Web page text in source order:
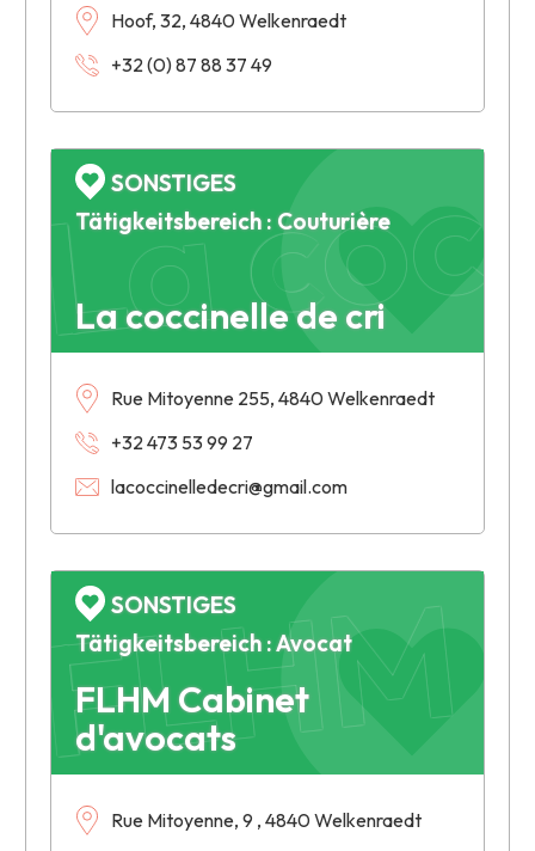
Hoof, 32, 4840 Welkenraedt
+32 (0) 87 88 37 49
La
La coccinelle de cri
SONSTIGES
Tätigkeitsbereich : Couturière
Rue Mitoyenne 255, 4840 Welkenraedt
+32 473 53 99 27
lacoccinelledecri@gmail.com
FLHM Cabinet
d'avocats
SONSTIGES
Tätigkeitsbereich : Avocat
Rue Mitoyenne, 9 , 4840 Welkenraedt